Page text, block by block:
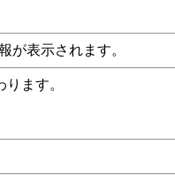
が表示されます。
ます。